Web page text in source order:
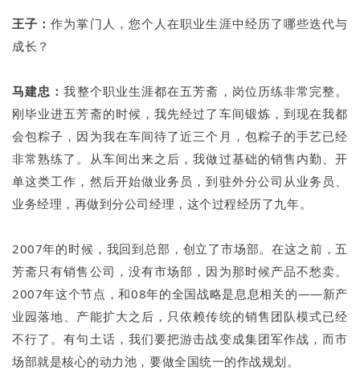
王子：作为掌门人，您个人在职业生涯中经历了哪些迭代与
成长？
马建忠：我整个职业生涯都在五芳斋，岗位历练非常完整。
刚毕业进五芳斋的时候，我先经过了车间锻炼，到现在我都
会包粽子，因为我在车间待了近三个月，包粽子的手艺已经
非常熟练了。从车间出来之后，我做过基础的销售内勤、开
单这类工作，然后开始做业务员，到驻外分公司从业务员、
业务经理，再做到分公司经理，这个过程经历了九年。
2007年的时候，我回到总部，创立了市场部。在这之前，五
芳斋只有销售公司，没有市场部，因为那时候产品不愁卖。
2007年这个节点，和08年的全国战略是息息相关的——新产
业园落地、产能扩大之后，只依赖传统的销售团队模式已经
不行了。有句土话，我们要把游击战变成集团军作战，而市
场部就是核心的动力池，要做全国统一的作战规划。